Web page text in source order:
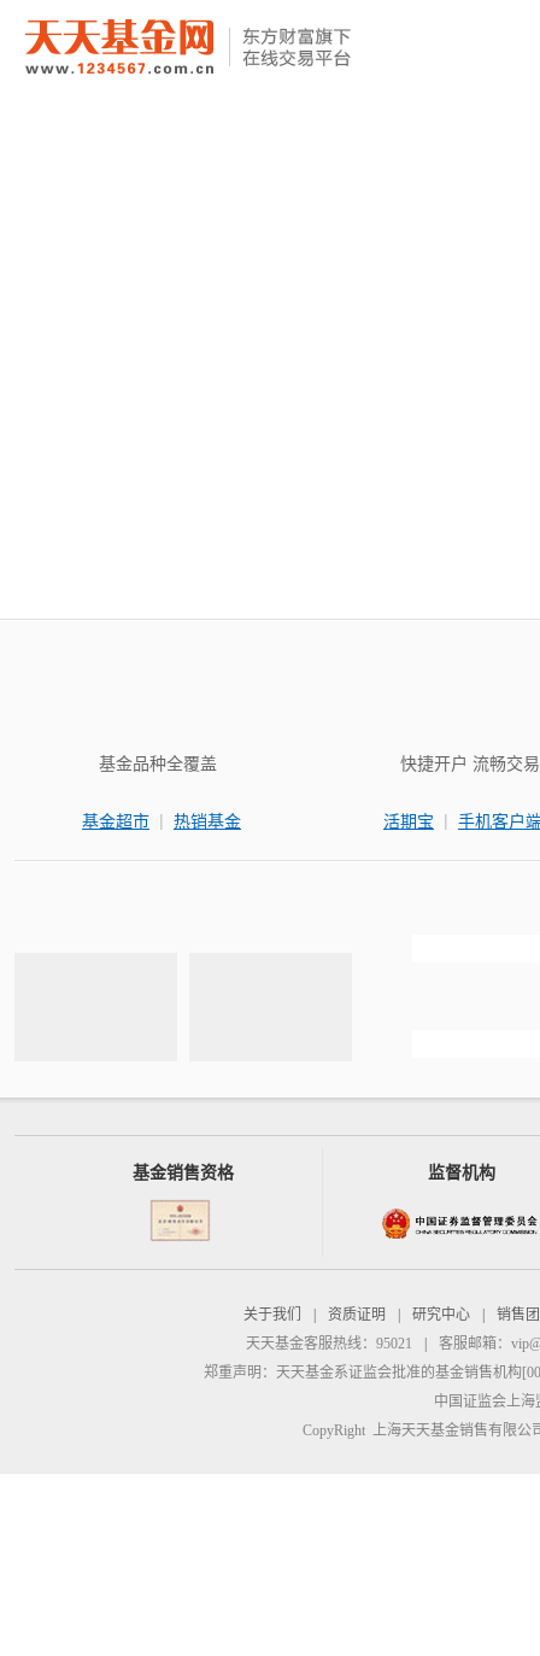
基金品种全覆盖
基金超市 | 热销基金
快捷开户 流畅交易
活期宝 | 手机客户
基金销售资格 监督机构
关于我们 资质证明 研究中心
销售
天天基金客服热线：95021
客服邮箱：
郑重声明： 天天基金系证监会批准的基金销售机构
中国证监会上
CopyRight 上海天天基金销售有限